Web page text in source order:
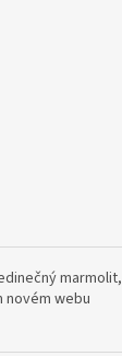
marmolit,
novém webu